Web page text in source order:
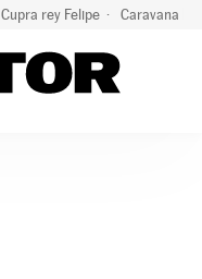
Cupra rey Felipe Caravana